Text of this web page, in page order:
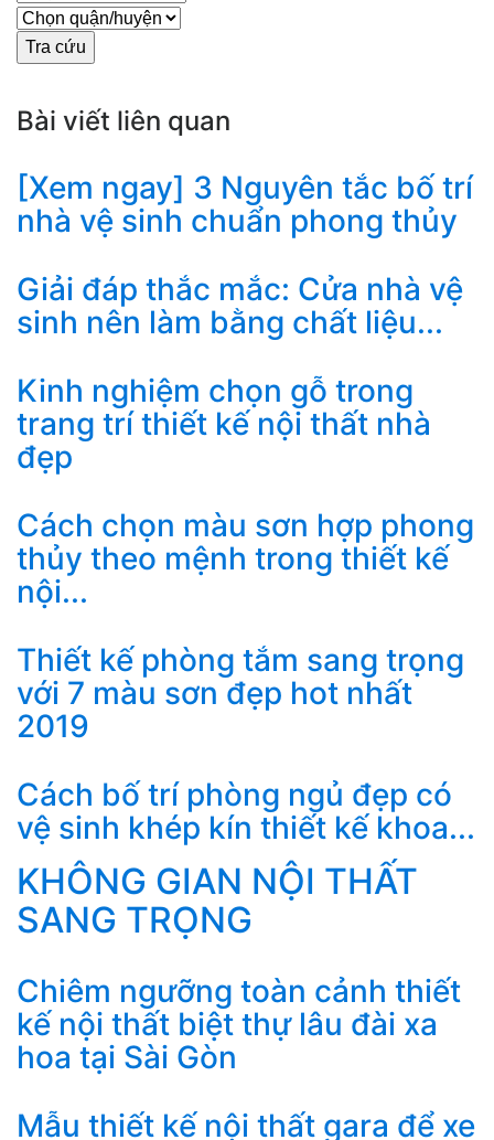
Bài viết liên quan
[Xem ngay] 3 Nguyên tắc bố trí
nhà vệ sinh chuẩn phong thủy
Giải đáp thắc mắc: Cửa nhà vệ
sinh nên làm bằng chất liệu...
Kinh nghiệm chọn gỗ trong
trang trí thiết kế nội thất nhà
đẹp
Cách chọn màu sơn hợp phong
thủy theo mệnh trong thiết kế
nội...
Thiết kế phòng tắm sang trọng
với 7 màu sơn đẹp hot nhất
2019
Cách bố trí phòng ngủ đẹp có
vệ sinh khép kín thiết kế khoa...
KHÔNG GIAN NỘI THẤT
SANG TRỌNG
Chiêm ngưỡng toàn cảnh thiết
kế nội thất biệt thự lâu đài xa
hoa tại Sài Gòn
Mẫu thiết kế nội thất gara để xe